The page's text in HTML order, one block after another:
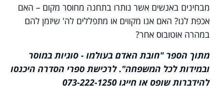
מבחינים באנשים אשר נותרו בתחנה מחוסר מקום – האם
אכפת לנו? האם אנו מקווים או מתפללים לה' שיזמן להם
במהרה אוטובוס אחר?
מתוך הספר "חובת האדם בעולמו - סוגיות במוסר
ובמידות לכל המשפחה". לרכישת ספרי הסדרה היכנסו
להידברות שופס או חייגו 073-222-1250